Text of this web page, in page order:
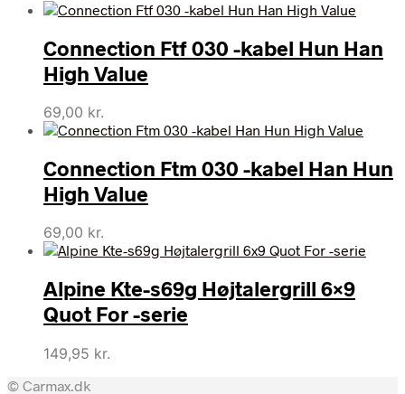
Connection Ftf 030 -kabel Hun Han
High Value
69,00 kr.
Connection Ftm 030 -kabel Han Hun
High Value
69,00 kr.
Alpine Kte-s69g Højtalergrill 6×9
Quot For -serie
149,95 kr.
© Carmax.dk